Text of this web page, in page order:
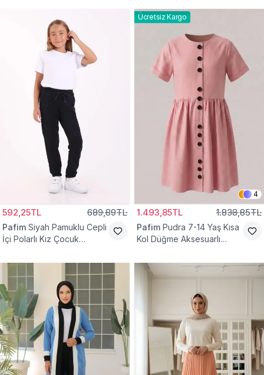
592,25TL 689,89TL
Pafim Siyah Pamuklu Cepli
İçi Polarlı Kız Çocuk
Ücretsiz Kargo
4
1.493,85TL 1.838,85TL
Pafim Pudra 7-14 Yaş Kısa
Kol Düğme Aksesuarlı